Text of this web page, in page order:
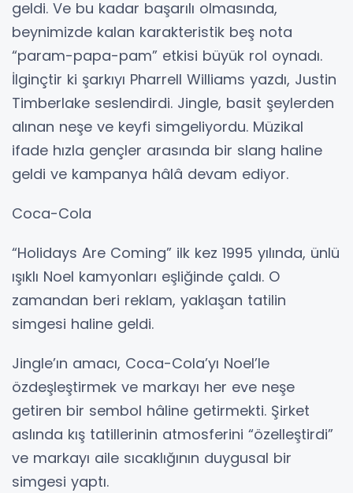
geldi. Ve bu kadar başarılı olmasında,
beynimizde kalan karakteristik beş nota
“param-papa-pam” etkisi büyük rol oynadı.
İlginçtir ki şarkıyı Pharrell Williams yazdı, Justin
Timberlake seslendirdi. Jingle, basit şeylerden
alınan neşe ve keyfi simgeliyordu. Müzikal
ifade hızla gençler arasında bir slang haline
geldi ve kampanya hâlâ devam ediyor.
Coca-Cola
“Holidays Are Coming” ilk kez 1995 yılında, ünlü
ışıklı Noel kamyonları eşliğinde çaldı. O
zamandan beri reklam, yaklaşan tatilin
simgesi haline geldi.
Jingle’ın amacı, Coca-Cola’yı Noel’le
özdeşleştirmek ve markayı her eve neşe
getiren bir sembol hâline getirmekti. Şirket
aslında kış tatillerinin atmosferini “özelleştirdi”
ve markayı aile sıcaklığının duygusal bir
simgesi yaptı.